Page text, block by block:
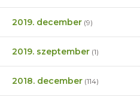
2019. december (9)
2019. szeptember (1)
2018. december (114)